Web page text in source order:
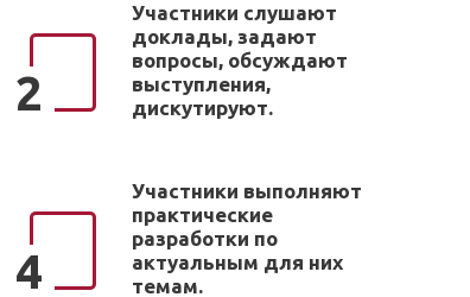
2
Участники слушают
доклады, задают
вопросы, обсуждают
выступления,
дискутируют.
4
Участники выполняют
практические
разработки по
актуальным для них
темам.